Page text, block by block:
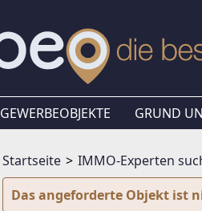
GEWERBEOBJEKTE GRUND
Startseite IMMO-Experten
Das angeforderte Objekt ist